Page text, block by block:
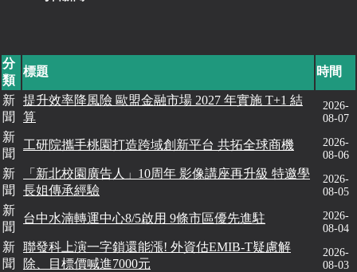
分
類
標題 時間
新
聞
提升效率降風險 歐盟金融市場 2027 年實施 T+1 結
算
2026-
08-07
新
聞
工研院攜手桃園打造跨域創新平台 共拓全球商機
2026-
08-06
新
聞
「新北校園廣告人」10周年 影像講座再升級 特邀學
長姐傳承經驗
2026-
08-05
新
聞
台中水湳轉運中心8/5啟用 9條市區優先進駐
2026-
08-04
新
聞
聯發科上演一字鎖還能漲! 外資估EMIB-T疑慮解
除、目標價喊進7000元
2026-
08-03